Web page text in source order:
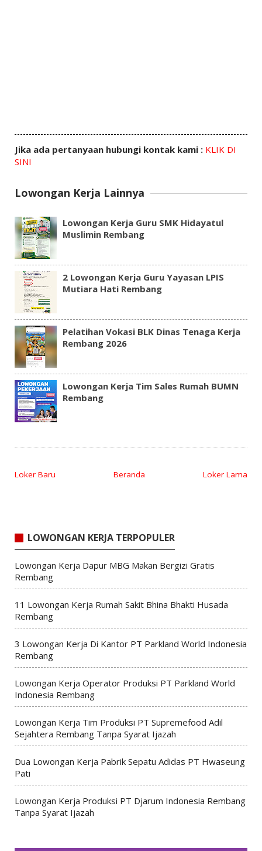
Jika ada pertanyaan hubungi kontak kami : KLIK DI
SINI
Lowongan Kerja Lainnya
Lowongan Kerja Guru SMK Hidayatul
Muslimin Rembang
2 Lowongan Kerja Guru Yayasan LPIS
Mutiara Hati Rembang
Pelatihan Vokasi BLK Dinas Tenaga Kerja
Rembang 2026
Lowongan Kerja Tim Sales Rumah BUMN
Rembang
Loker Baru Loker Lama
Beranda
LOWONGAN KERJA TERPOPULER
Lowongan Kerja Dapur MBG Makan Bergizi Gratis
Rembang
11 Lowongan Kerja Rumah Sakit Bhina Bhakti Husada
Rembang
3 Lowongan Kerja Di Kantor PT Parkland World Indonesia
Rembang
Lowongan Kerja Operator Produksi PT Parkland World
Indonesia Rembang
Lowongan Kerja Tim Produksi PT Supremefood Adil
Sejahtera Rembang Tanpa Syarat Ijazah
Dua Lowongan Kerja Pabrik Sepatu Adidas PT Hwaseung
Pati
Lowongan Kerja Produksi PT Djarum Indonesia Rembang
Tanpa Syarat Ijazah